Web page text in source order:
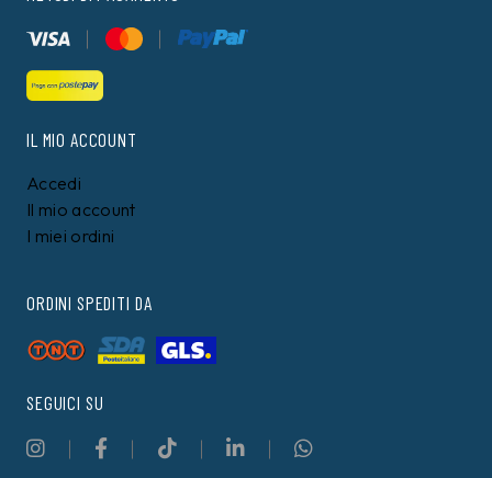
IL MIO ACCOUNT
Accedi
Il mio account
I miei ordini
ORDINI SPEDITI DA
SEGUICI SU